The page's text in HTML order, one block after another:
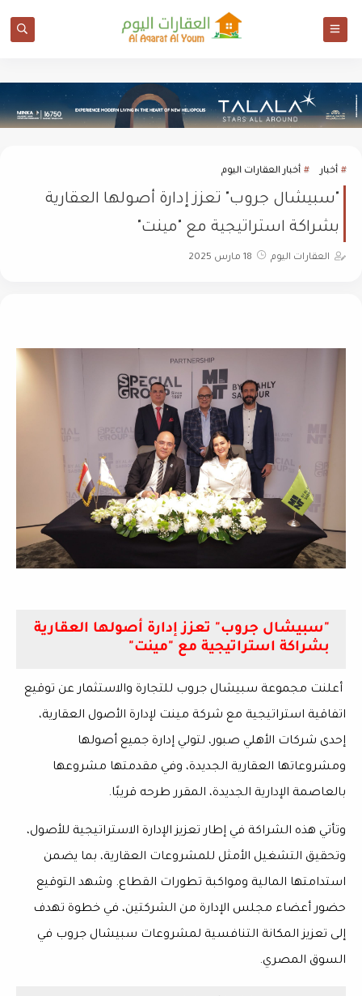
أخبار أخبار العقارات اليوم
"سبيشال جروب" تعزز إدارة أصولها العقارية
بشراكة استراتيجية مع "مينت"
العقارات اليوم 18 مارس 2025
"سبيشال جروب" تعزز إدارة أصولها العقارية
بشراكة استراتيجية مع "مينت"
أعلنت مجموعة سبيشال جروب للتجارة والاستثمار عن توقيع
اتفاقية استراتيجية مع شركة مينت لإدارة الأصول العقارية،
إحدى شركات الأهلي صبور، لتولي إدارة جميع أصولها
ومشروعاتها العقارية الجديدة، وفي مقدمتها مشروعها
بالعاصمة الإدارية الجديدة، المقرر طرحه قريبًا.
وتأتي هذه الشراكة في إطار تعزيز الإدارة الاستراتيجية للأصول،
وتحقيق التشغيل الأمثل للمشروعات العقارية، بما يضمن
استدامتها المالية ومواكبة تطورات القطاع. وشهد التوقيع
حضور أعضاء مجلس الإدارة من الشركتين، في خطوة تهدف
إلى تعزيز المكانة التنافسية لمشروعات سبيشال جروب في
السوق المصري.